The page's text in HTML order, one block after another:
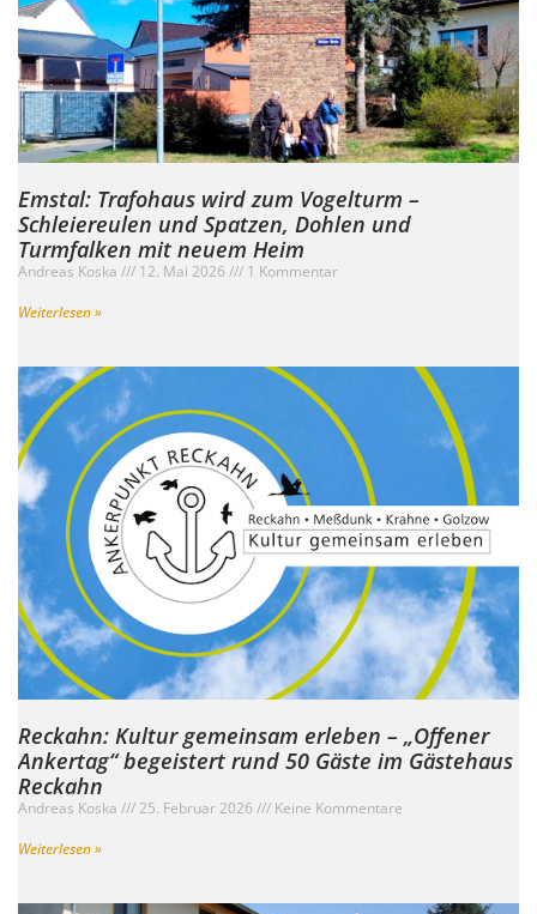
Emstal: Trafohaus wird zum Vogelturm –
Schleiereulen und Spatzen, Dohlen und
Turmfalken mit neuem Heim
Andreas Koska 12. Mai 2026
1 Kommentar
Weiterlesen »
Reckahn: Kultur gemeinsam erleben – „Offener
Ankertag“ begeistert rund 50 Gäste im Gästehaus
Reckahn
Andreas Koska 25. Februar 2026
Keine Kommentare
Weiterlesen »